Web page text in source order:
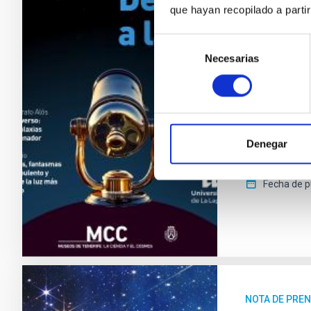
que hayan recopilado a
Selección
consentimiento
Necesarias
Denegar
(IAC) y la
cosmos a la
18 de
de Tenerife.
fronteras de
centradas
Fecha de
NOTA DE